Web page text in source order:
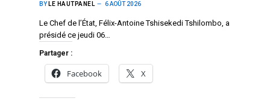
BY LE HAUTPANEL 6 AOÛT 2026
Le Chef de l’État, Félix-Antoine Tshisekedi Tshilombo, a
présidé ce jeudi 06…
Partager :
Facebook X